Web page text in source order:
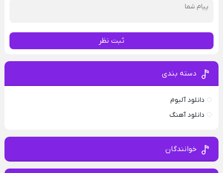
ثبت نظر
دسته بندی
دانلود آلبوم
دانلود آهنگ
خوانندگان